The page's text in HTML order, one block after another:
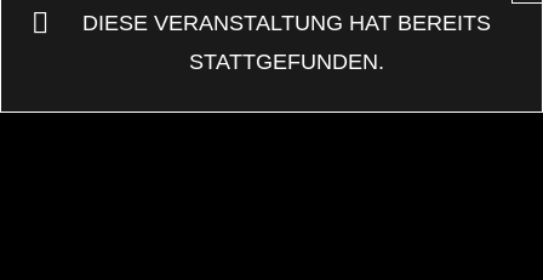
DIESE VERANSTALTUNG HAT BEREITS
STATTGEFUNDEN.